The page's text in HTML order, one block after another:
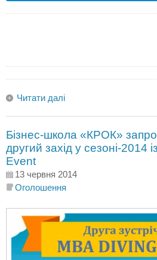
Читати далі
Бізнес-школа «КРОК»
другий захід у сезоні-2014
Event
13 червня 2014
Оголошення